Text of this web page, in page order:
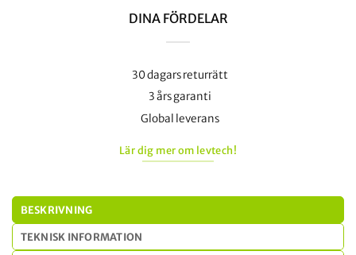
DINA FÖRDELAR
30 dagars returrätt
3 års garanti
Global leverans
Lär dig mer om levtech!
BESKRIVNING
TEKNISK INFORMATION